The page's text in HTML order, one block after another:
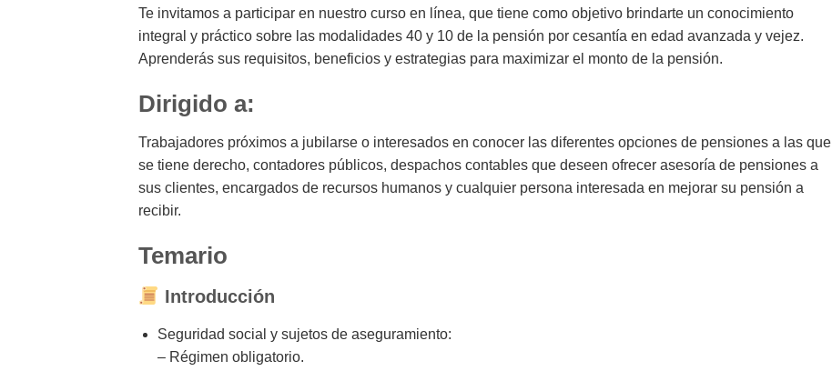
Te invitamos a participar en nuestro curso en línea, que tiene como objetivo brindarte un conocimiento
integral y práctico sobre las modalidades 40 y 10 de la pensión por cesantía en edad avanzada y vejez.
Aprenderás sus requisitos, beneficios y estrategias para maximizar el monto de la pensión.
Dirigido a:
Trabajadores próximos a jubilarse o interesados en conocer las diferentes opciones de pensiones a las que
se tiene derecho, contadores públicos, despachos contables que deseen ofrecer asesoría de pensiones a
sus clientes, encargados de recursos humanos y cualquier persona interesada en mejorar su pensión a
recibir.
Temario
Introducción
Seguridad social y sujetos de aseguramiento:
– Régimen obligatorio.